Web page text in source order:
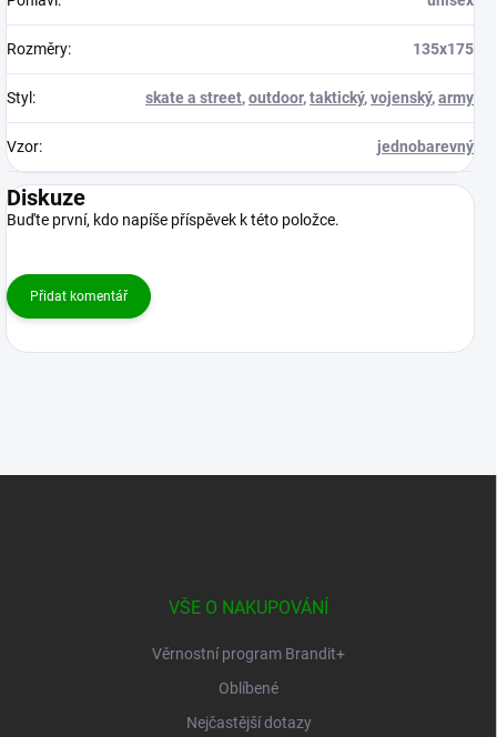
Rozměry: 135x175
Styl : skate a street,outdoor,taktický,vojenský,army
Vzor: jednobarevný
Diskuze
Buďte první, kdo napíše příspěvek k této položce.
Přidat komentář
VŠE O NAKUPOVÁNÍ
Věrnostní program Brandit+
Oblíbené
Nejčastější dotazy